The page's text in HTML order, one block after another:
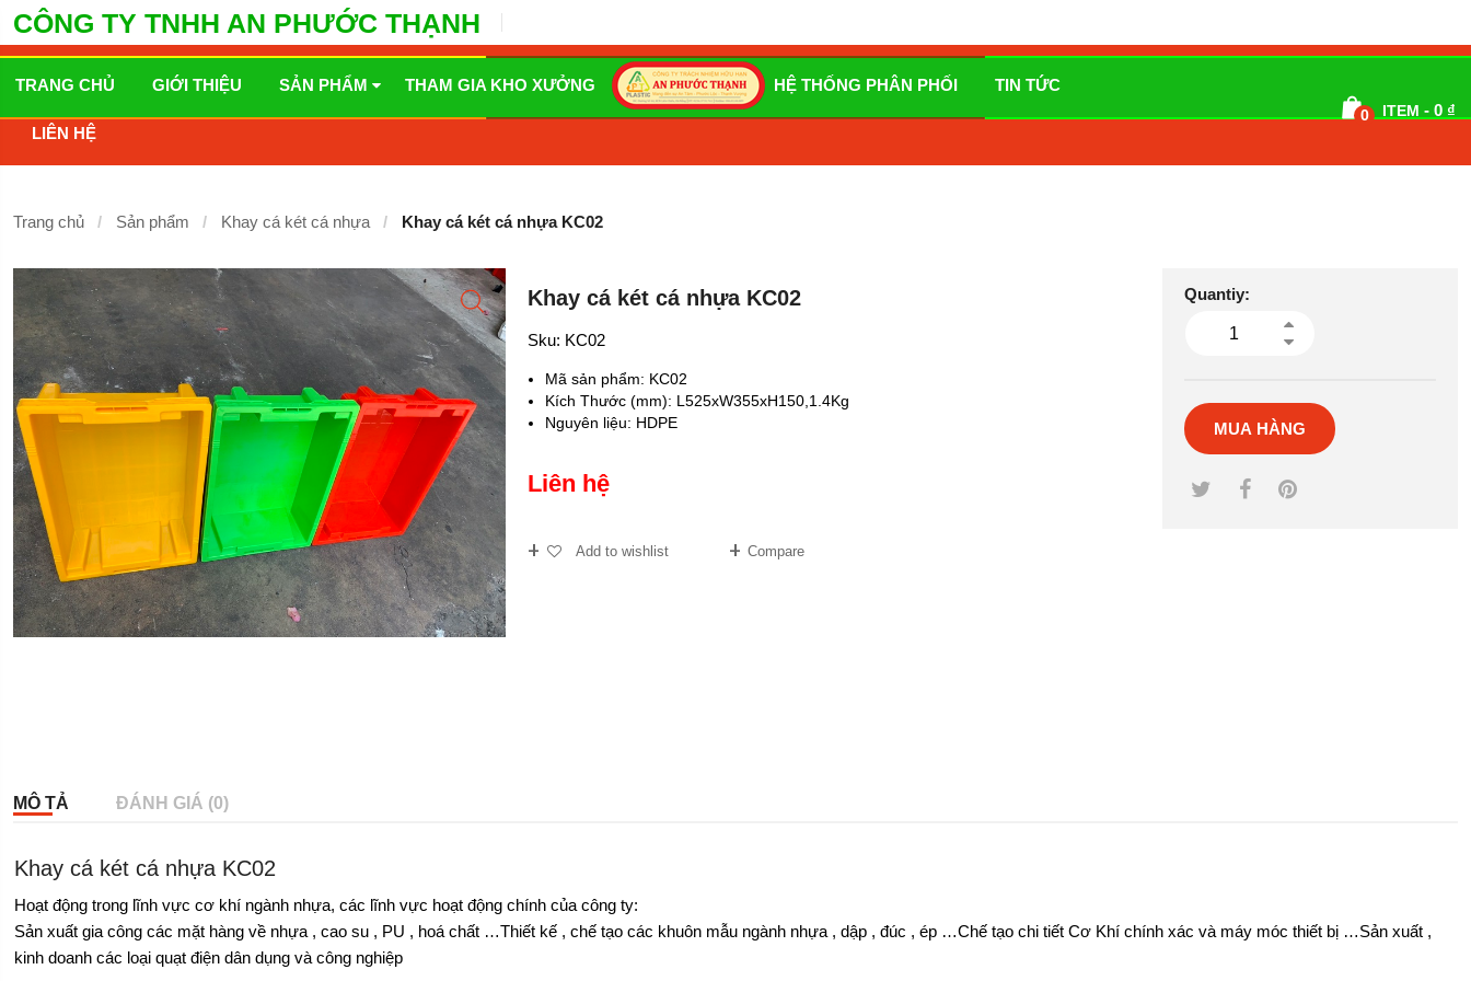
CÔNG TY TNHH AN PHƯỚC THẠNH
TRANG CHỦ GIỚI THIỆU SẢN PHẨM THAM GIA KHO XƯỞNG HỆ THỐNG PHÂN PHỐI TIN TỨC
LIÊN HỆ
0 ITEM - 0 ₫
Trang chủ Sản phẩm Khay cá két cá nhựa Khay cá két cá nhựa KC02
Khay cá két cá nhựa KC02
Sku: KC02
Mã sản phẩm: KC02
Kích Thước (mm): L525xW355xH150,1.4Kg
Nguyên liệu: HDPE
Liên hệ
Quantiy:
MUA HÀNG
Add to wishlist Compare
MÔ TẢ ĐÁNH GIÁ (0)
Khay cá két cá nhựa KC02
Hoạt động trong lĩnh vực cơ khí ngành nhựa, các lĩnh vực hoạt động chính của công ty:
Sản xuất gia công các mặt hàng về nhựa , cao su , PU , hoá chất …Thiết kế , chế tạo các khuôn mẫu ngành nhựa , dập , đúc , ép …Chế tạo chi tiết Cơ Khí chính xác và máy móc thiết bị …Sản xuất ,
kinh doanh các loại quạt điện dân dụng và công nghiệp